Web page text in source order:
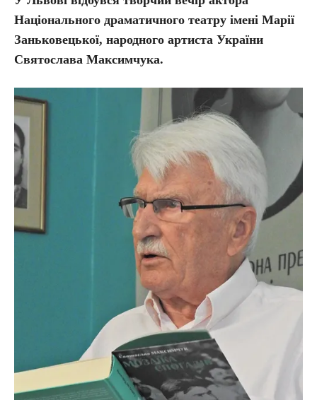
Національного драматичного театру імені Марії
Заньковецької, народного артиста України
Святослава Максимчука.